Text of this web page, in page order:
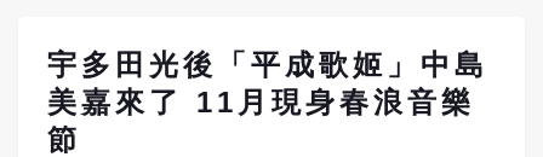
宇多田光後「平成歌姬」中島
美嘉來了 11月現身春浪音樂
節